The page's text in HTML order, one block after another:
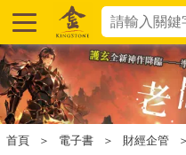
首頁 ＞ 電子書 ＞ 財經企管 ＞